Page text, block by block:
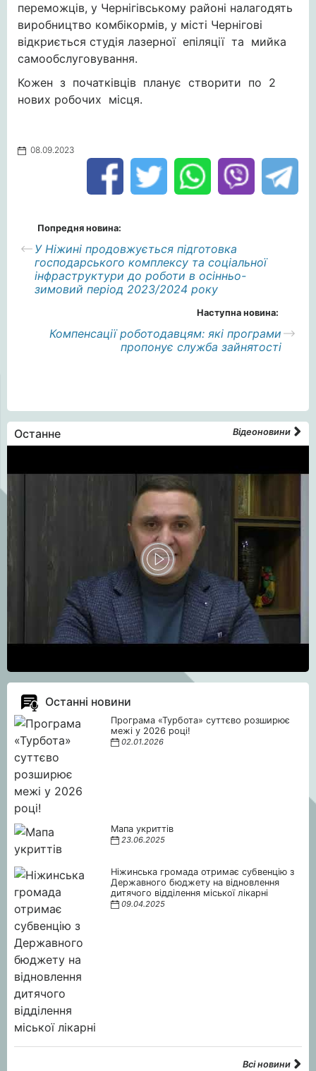
переможців, у Чернігівському районі налагодять
виробництво комбікормів, у місті Чернігові
відкриється студія лазерної епіляції та мийка
самообслуговування.
Кожен з початківців планує створити по 2
нових робочих місця.
08.09.2023
Попредня новина:
У Ніжині продовжується підготовка
господарського комплексу та соціальної
інфраструктури до роботи в осінньо-
зимовий період 2023/2024 року
Наступна новина:
Компенсації роботодавцям: які програми
пропонує служба зайнятості
Останне Відеоновини
Останні новини
Програма «Турбота» суттєво розширює
межі у 2026 році!
02.01.2026
Мапа укриттів
23.06.2025
Ніжинська громада отримає субвенцію з
Державного бюджету на відновлення
дитячого відділення міської лікарні
09.04.2025
Всі новини